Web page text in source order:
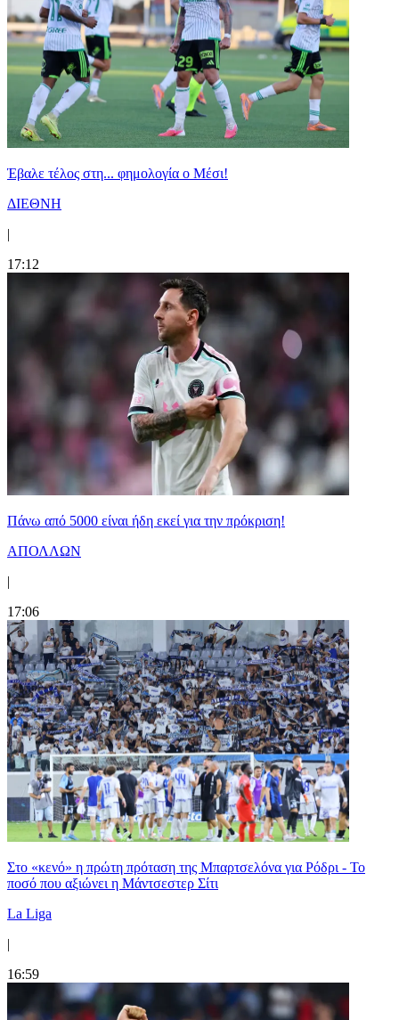
Έβαλε τέλος στη... φημολογία o Μέσι!
ΔΙΕΘΝΗ
|
17:12
Πάνω από 5000 είναι ήδη εκεί για την πρόκριση!
ΑΠΟΛΛΩΝ
|
17:06
Στο «κενό» η πρώτη πρόταση της Μπαρτσελόνα για Ρόδρι - Το
ποσό που αξιώνει η Μάντσεστερ Σίτι
La Liga
|
16:59